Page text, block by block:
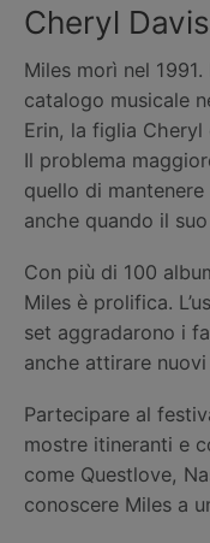
Cheryl
Miles morì nel
catalogo musicale
Erin, la figlia
Il problema
quello di mantenere
anche quando il
Con più di 100
Miles è prolifica.
set aggradarono i
anche attirare nuovi
Partecipare al
mostre itineranti e
come Questlove,
conoscere Miles a